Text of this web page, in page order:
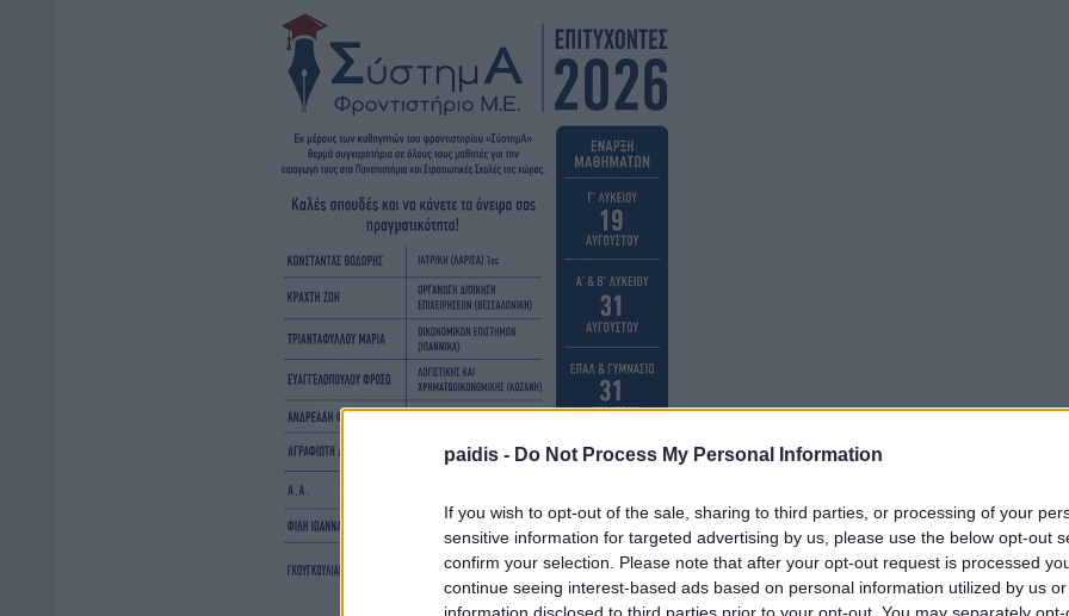
paidis - Do Not Process My Personal Information
If you wish to opt-out of the sale, sharing to third parties, or processing of your
sensitive information for targeted advertising by us, please use the below opt-out
confirm your selection. Please note that after your opt-out request is processed
continue seeing interest-based ads based on personal information utilized by us
information disclosed to third parties prior to your opt-out. You may separately